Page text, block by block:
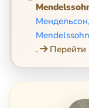
.
Перейти